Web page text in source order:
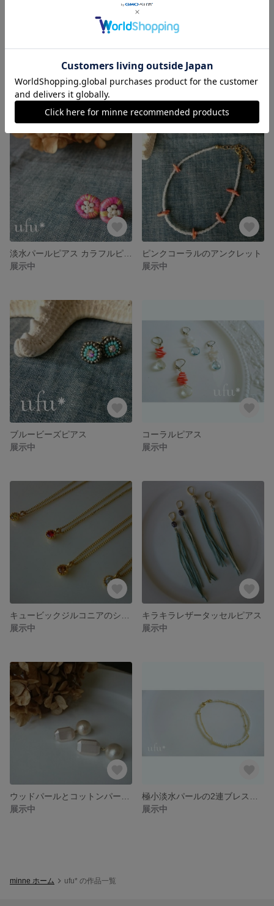
べっこう風サークルとコットンパールのフープピアス
展示中
展示中
展示中
ピンクコーラルのアンクレット
展示中
ブルービーズピアス
展示中
コーラルピアス
展示中
展示中
キラキラレザータッセルピアス
展示中
展示中
展示中
minne ホーム ufu* の作品一覧